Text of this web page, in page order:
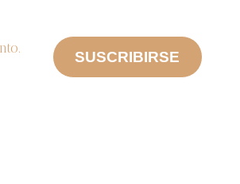
SUSCRIBIRSE